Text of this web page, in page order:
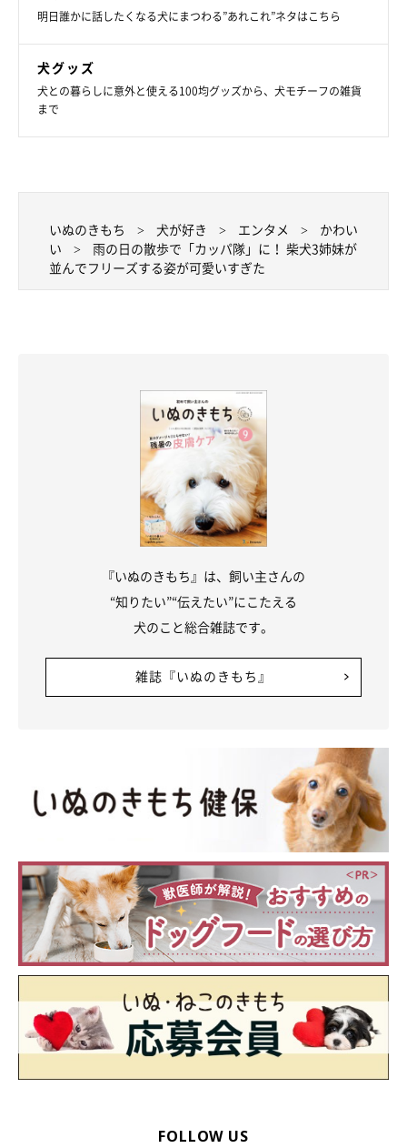
帰宅後は…
帰宅後は、このように3頭そろって家の中で大暴れ！（笑） 飼
い主さんのコメントによると、雨の日の散歩などで体が濡れた後
玄関でフリーズしていたときとは違い、「別犬」のようにはしゃ
ぐ3頭。このギャップもまたいいですね♪
明日誰かに話したくなる犬にまつわる”あれこれ”ネタはこちら
犬グッズ
犬との暮らしに意外と使える100均グッズから、犬モチーフの雑貨
まで
いぬのきもち 犬が好き エンタメ
かわい
い
雨の日の散歩で「カッパ隊」に！ 柴犬3姉妹が
並んでフリーズする姿が可愛いすぎた
『いぬのきもち』は、飼い主さんの
“知りたい”“伝えたい”にこたえる
犬のこと総合雑誌です。
雑誌『いぬのきもち』
FOLLOW US